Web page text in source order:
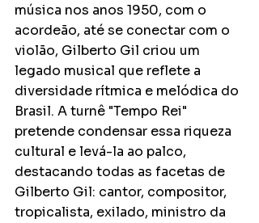
música nos anos 1950, com o
acordeão, até se conectar com o
violão, Gilberto Gil criou um
legado musical que reflete a
diversidade rítmica e melódica do
Brasil. A turnê "Tempo Rei"
pretende condensar essa riqueza
cultural e levá-la ao palco,
destacando todas as facetas de
Gilberto Gil: cantor, compositor,
tropicalista, exilado, ministro da